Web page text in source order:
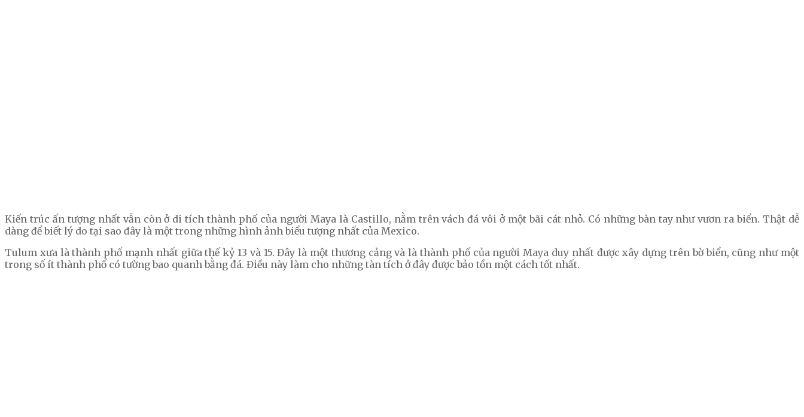
Kiến trúc ấn tượng nhất vẫn còn ở di tích thành phố của người Maya là Castillo, nằm trên vách đá vôi ở một bãi cát nhỏ. Có những bàn tay như vươn ra biển. Thật dễ
dàng để biết lý do tại sao đây là một trong những hình ảnh biểu tượng nhất của Mexico.
Tulum xưa là thành phố mạnh nhất giữa thế kỷ 13 và 15. Đây là một thương cảng và là thành phố của người Maya duy nhất được xây dựng trên bờ biển, cũng như một
trong số ít thành phố có tường bao quanh bằng đá. Điều này làm cho những tàn tích ở đây được bảo tồn một cách tốt nhất.